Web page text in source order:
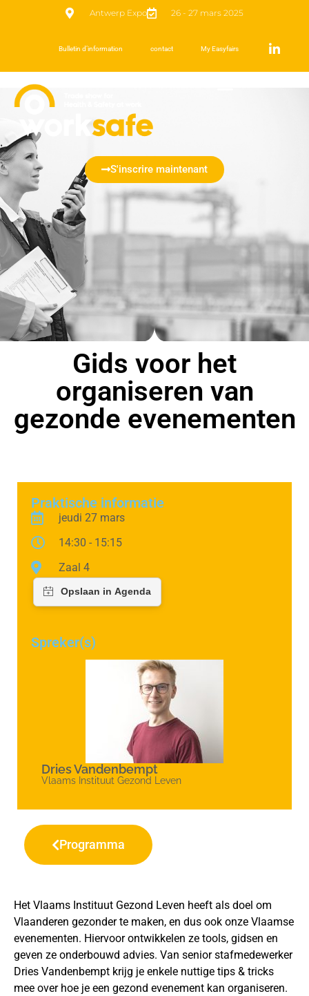
Antwerp Expo 26 - 27 mars 2025
Bulletin d’information contact My Easyfairs
S'inscrire maintenant
Gids voor het
organiseren van
gezonde evenementen
Praktische informatie
jeudi 27 mars
14:30 - 15:15
Zaal 4
Spreker(s)
Dries Vandenbempt
Vlaams Instituut Gezond Leven
Programma
Het Vlaams Instituut Gezond Leven heeft als doel om
Vlaanderen gezonder te maken, en dus ook onze Vlaamse
evenementen. Hiervoor ontwikkelen ze tools, gidsen en
geven ze onderbouwd advies. Van senior stafmedewerker
Dries Vandenbempt krijg je enkele nuttige tips & tricks
mee over hoe je een gezond evenement kan organiseren.